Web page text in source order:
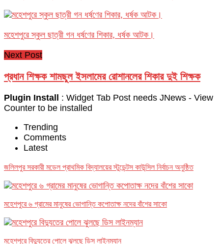
মহেশপুরে স্কুল ছাত্রী গন ধর্ষণের শিকার, ধর্ষক আটক।
Next Post
প্রধান শিক্ষক শামছুল ইসলামের রোশানলের শিকার দুই শিক্ষক
Plugin Install : Widget Tab Post needs JNews - View
Counter to be installed
Trending
Comments
Latest
জলিলপুর সরকারী মডেল প্রাথমিক বিদ্যালয়ের স্টুডেন্টস কাউন্সিল নির্বাচন অনুষ্ঠিত
মহেশপুরে ৬ গ্রামের মানুষের ভোগান্তি কপোতাক্ষ নদের বাঁশের সাকো
মহেশপুরে বিদ্যুতের পোলে ঝুলছে ডিস লাইনম্যান